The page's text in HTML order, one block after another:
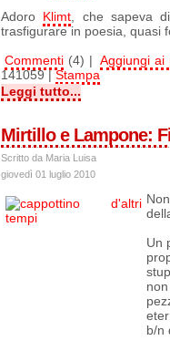
Adoro Klimt , che sapeva
trasfigurare in poesia, quasi
Commenti (4) | Aggiungi ai
141059 |Stampa
Leggi tutto...
Mirtillo e Lampone:
Scritto da Maria Luisa
giovedì 01 luglio 2010
Un
b/n